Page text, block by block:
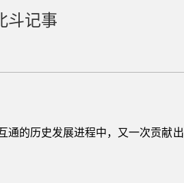
斗记事
通的历史发展进程中，又一次贡献出